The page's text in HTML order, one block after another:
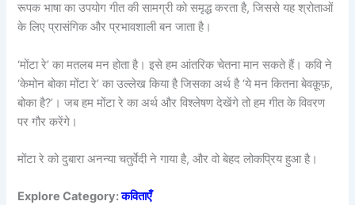
रूपक भाषा का उपयोग गीत की सामग्री को समृद्ध करता है, जिससे यह श्रोताओं
के लिए प्रासंगिक और प्रभावशाली बन जाता है।
‘मोंटा रे’ का मतलब मन होता है। इसे हम आंतरिक चेतना मान सकते हैं। कवि ने
‘केमोन बोका मोंटा रे’ का उल्लेख किया है जिसका अर्थ है ‘ये मन कितना बेवक़ूफ़,
बोका है?’। जब हम मोंटा रे का अर्थ और विश्लेषण देखेंगे तो हम गीत के विवरण
पर गौर करेंगे।
मोंटा रे को दुबारा अनन्या चतुर्वेदी ने गाया है, और वो बेहद लोकप्रिय हुआ है।
Explore Category:कविताएँ